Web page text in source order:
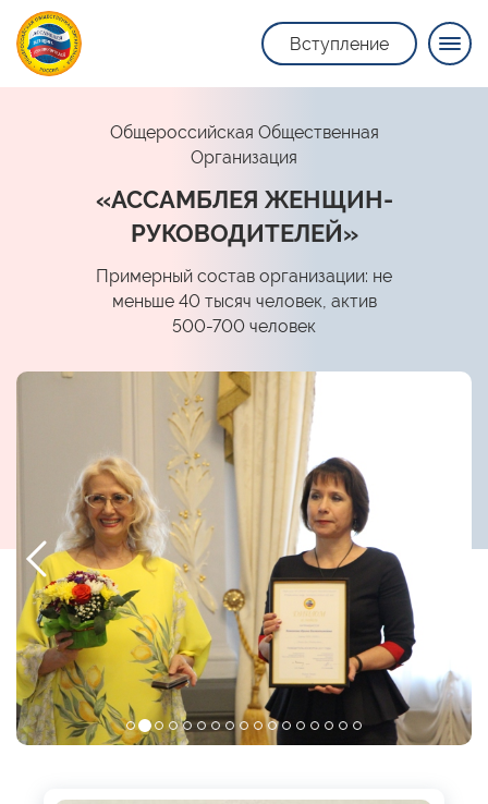
Вступление
Общероссийская Общественная
Организация
«АССАМБЛЕЯ ЖЕНЩИН-
РУКОВОДИТЕЛЕЙ»
Примерный состав организации: не
меньше 40 тысяч человек, актив
500-700 человек